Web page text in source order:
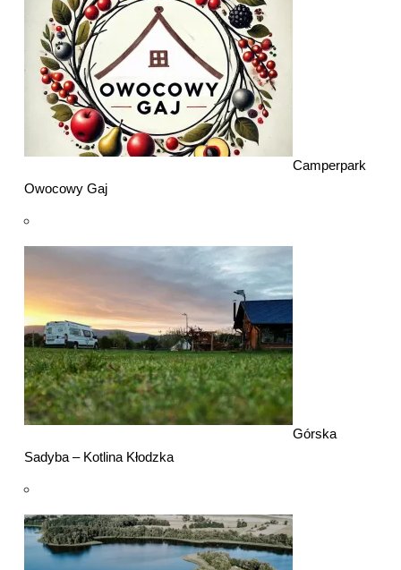
Camperpark
Owocowy Gaj
Górska
Sadyba – Kotlina Kłodzka